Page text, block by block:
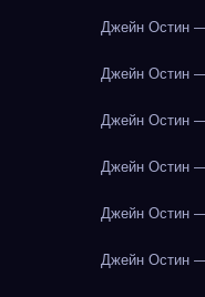
Джейн Остин
Джейн Остин
Джейн Остин
Джейн Остин
Джейн Остин
Джейн Остин